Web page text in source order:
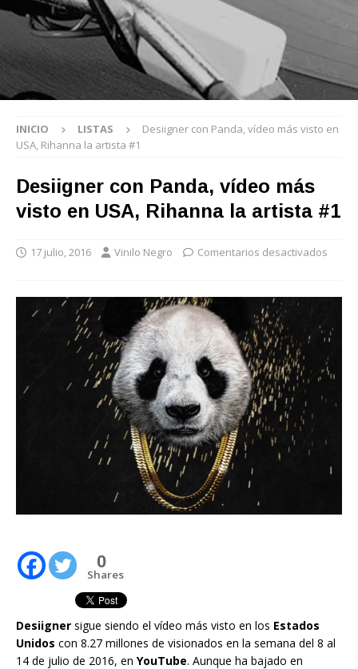
INICIO LISTAS
Desiigner con Panda, vídeo más visto en
USA, Rihanna la artista #1
Desiigner con Panda, vídeo más
visto en USA, Rihanna la artista #1
17 julio, 2016 Vinilo Negro Comentarios desactivados
0
Shares
Desiigner sigue siendo el vídeo más visto en los Estados
Unidos con 8.27 millones de visionados en la semana del 8 al
14 de julio de 2016, en YouTube. Aunque ha bajado en